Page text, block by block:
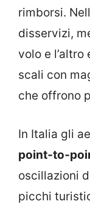
rimborsi.
disservizi,
volo e
scali con
che offrono
In Italia gli
oscillazioni
picchi